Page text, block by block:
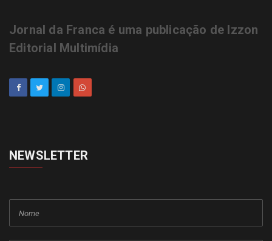
Jornal da Franca é uma publicação de Izzon
Editorial Multimídia
NEWSLETTER